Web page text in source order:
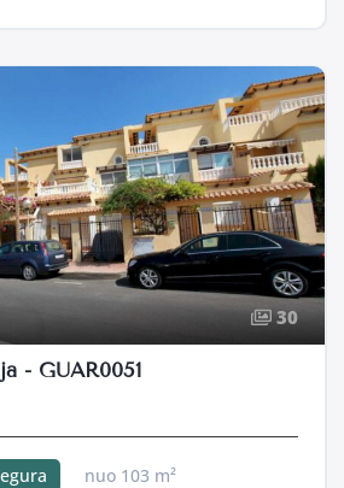
30
- GUAR0051
nuo 103 m²